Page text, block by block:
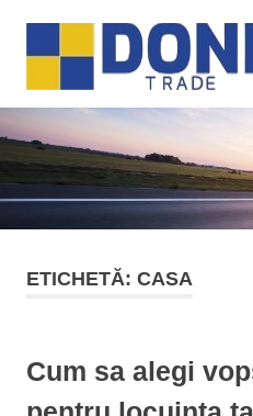
conținut
ETICHETĂ: CASA
Cum sa alegi